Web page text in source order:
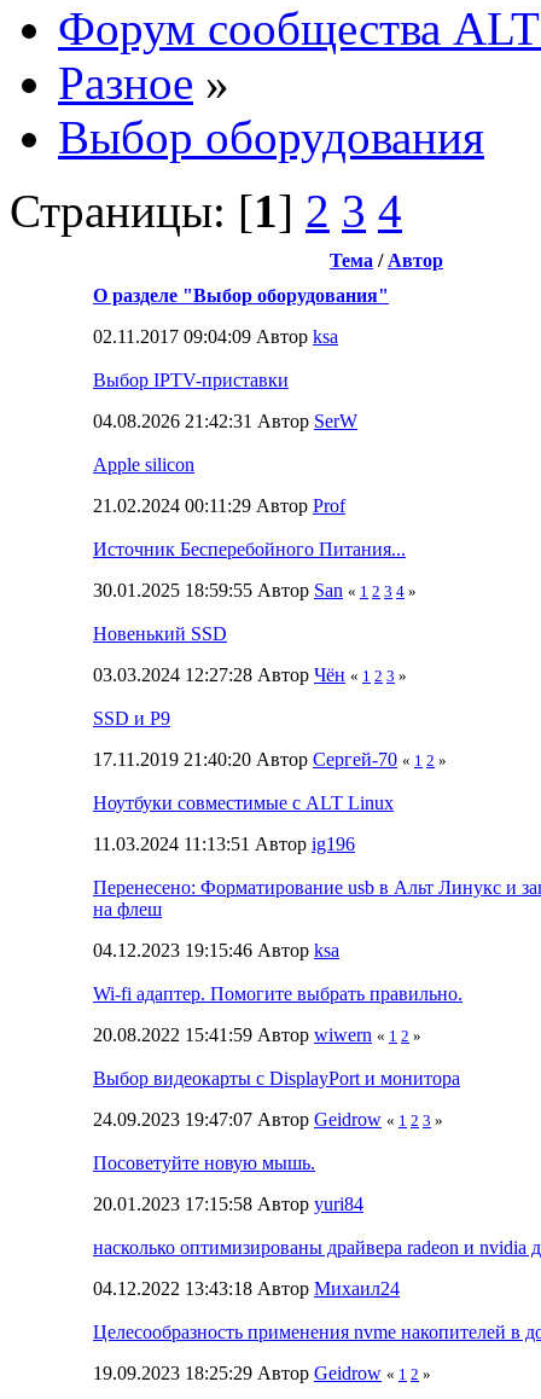
Форум сообщества
Разное »
Выбор оборудования
Страницы: [1] 2 3 4
Тема / Автор
О разделе "Выбор оборудования"
02.11.2017 09:04:09 Автор ksa
Выбор IPTV-приставки
04.08.2026 21:42:31 Автор SerW
Apple silicon
21.02.2024 00:11:29 Автор Prof
Источник Бесперебойного Питания...
30.01.2025 18:59:55 Автор San « 1 2 3 4 »
Новенький SSD
03.03.2024 12:27:28 Автор Чён « 1 2 3 »
SSD и P9
17.11.2019 21:40:20 Автор Сергей-70 « 1 2 »
Ноутбуки совместимые с ALT Linux
11.03.2024 11:13:51 Автор ig196
Перенесено: Форматирование usb в Альт Линукс и
на флеш
04.12.2023 19:15:46 Автор ksa
Wi-fi адаптер. Помогите выбрать правильно.
20.08.2022 15:41:59 Автор wiwern « 1 2 »
Выбор видеокарты с DisplayPort и монитора
24.09.2023 19:47:07 Автор Geidrow « 1 2 3 »
Посоветуйте новую мышь.
20.01.2023 17:15:58 Автор yuri84
насколько оптимизированы драйвера radeon и nvidia
04.12.2022 13:43:18 Автор Михаил24
Целесообразность применения nvme накопителей в
19.09.2023 18:25:29 Автор Geidrow « 1 2 »